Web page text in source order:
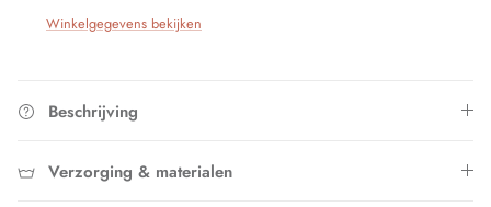
Winkelgegevens bekijken
Beschrijving
Verzorging & materialen